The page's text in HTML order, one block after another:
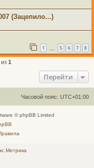
(Зацепило...)
1 5 6 7 8
из 1
Перейти
Часовой пояс: UTC+01:00
© phpBB Limited